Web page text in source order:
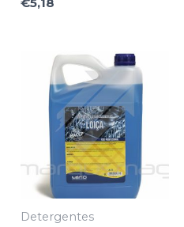
€5,18
Detergentes